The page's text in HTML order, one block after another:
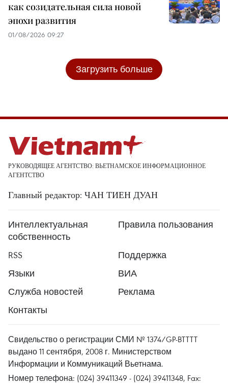
как созидательная сила новой
эпохи развития
01/08/2026 09:27
Загрузить больше
РУКОВОДЯЩЕЕ АГЕНТСТВО: ВЬЕТНАМСКОЕ ИНФОРМАЦИОННОЕ
АГЕНТСТВО
Главный редактор: ЧАН ТИЕН ДУАН
Интеллектуальная
собственность
Правила пользования
RSS
Поддержка
Языки
ВИА
Служба новостей
Реклама
Контакты
Свидельство о регистрации СМИ № 1374/GP-BTTTT
выдано 11 сентября, 2008 г. Министерством
Информации и Коммуникаций Вьетнама.
Номер телефона: (024) 39411349 - (024) 39411348, Fax: